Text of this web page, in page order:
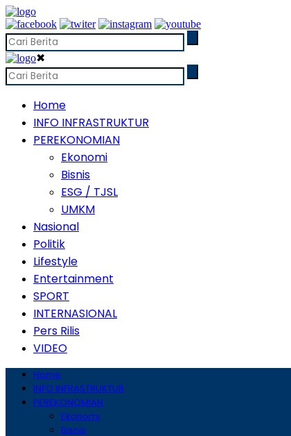
✖
Home
INFO INFRASTRUKTUR
PEREKONOMIAN
Ekonomi
Bisnis
ESG / TJSL
UMKM
Nasional
Politik
Lifestyle
Entertainment
SPORT
INTERNASIONAL
Pers Rilis
VIDEO
Home
INFO INFRASTRUKTUR
PEREKONOMIAN
Ekonomi
Bisnis